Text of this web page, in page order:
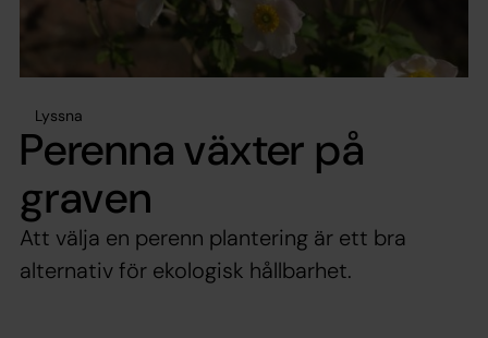
Lyssna
Perenna växter på
graven
Att välja en perenn plantering är ett bra
alternativ för ekologisk hållbarhet.